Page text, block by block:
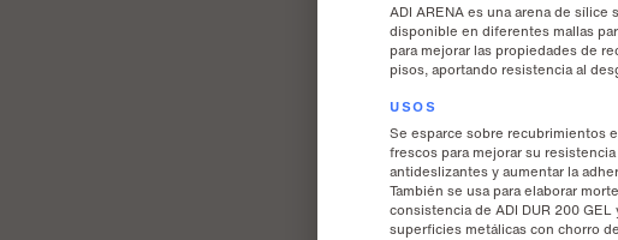
ADI ARENA es una arena de
disponible en diferentes mallas
para mejorar las propiedades de
pisos, aportando resistencia al
USOS
Se esparce sobre recubrimientos
frescos para mejorar su
antideslizantes y aumentar la
También se usa para elaborar
consistencia de ADI DUR 200 GEL
superficies metálicas con chorro